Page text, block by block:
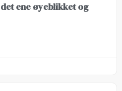
ene øyeblikket og